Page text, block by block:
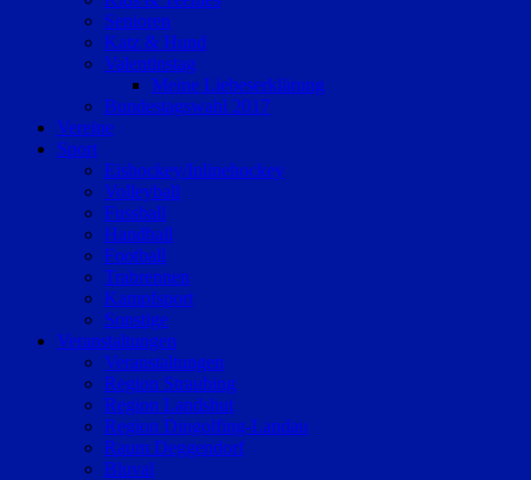
Senioren
Katz & Hund
Valentinstag
Meine Liebeserklärung
Bundestagswahl 2017
Vereine
Sport
Eishockey/Inlinehockey
Volleyball
Fussball
Handball
Football
Trabrennen
Kampfsport
Sonstige
Veranstaltungen
Veranstaltungen
Region Straubing
Region Landshut
Region Dingolfing-Landau
Raum Deggendorf
Bluval